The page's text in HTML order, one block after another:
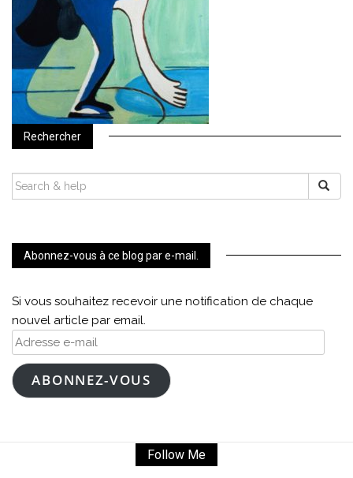
Rechercher
SEARCH
FOR:
Abonnez-vous à ce blog par e-mail.
Si vous souhaitez recevoir une notification de chaque
nouvel article par email.
Adresse
e-
mailABONNEZ-VOUS
Follow Me